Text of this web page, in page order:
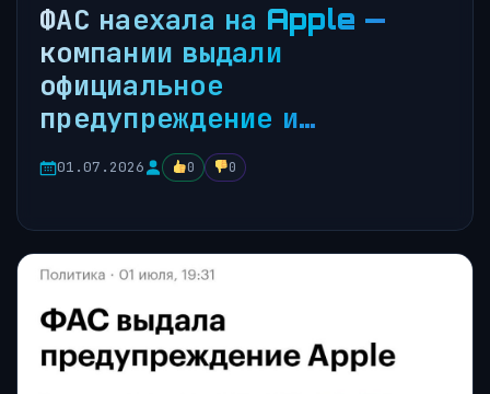
ФАС наехала на Apple —
компании выдали
официальное
предупреждение и…
01.07.2026 0 0